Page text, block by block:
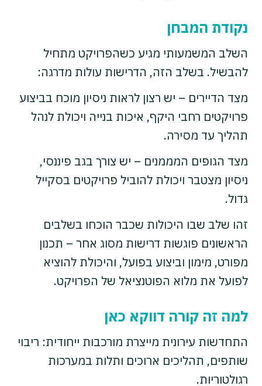
נקודת המבחן
השלב המשמעותי מגיע כשהפרויקט מתחיל
להבשיל. בשלב הזה, הדרישות עולות מדרגה:
מצד הדיירים – יש רצון לראות ניסיון מוכח בביצוע
פרויקטים רחבי היקף, איכות בנייה ויכולת לנהל
תהליך עד מסירה.
מצד הגופים המממנים – יש צורך בגב פיננסי,
ניסיון מצטבר ויכולת להוביל פרויקטים בסקייל
גדול.
זהו שלב שבו היכולות שכבר הוכחו בשלבים
הראשונים פוגשות דרישות מסוג אחר – תכנון
מפורט, מימון וביצוע בפועל, והיכולת להוציא
לפועל את מלוא הפוטנציאל של הפרויקט.
למה זה קורה דווקא כאן
התחדשות עירונית מייצרת מורכבות ייחודית: ריבוי
שותפים, תהליכים ארוכים ותלות במערכות
רגולטוריות.